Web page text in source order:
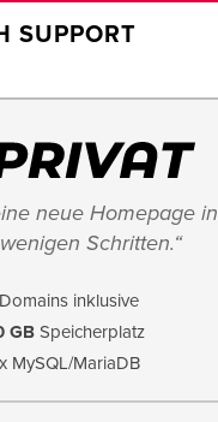
SUPPORT
neue Homepage in
wenigen Schritten.“
Domains inklusive
GB Speicherplatz
x MySQL/MariaDB